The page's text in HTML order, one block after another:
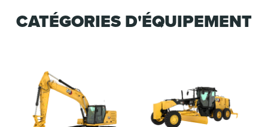
CATÉGORIES D'ÉQUIPEMENT